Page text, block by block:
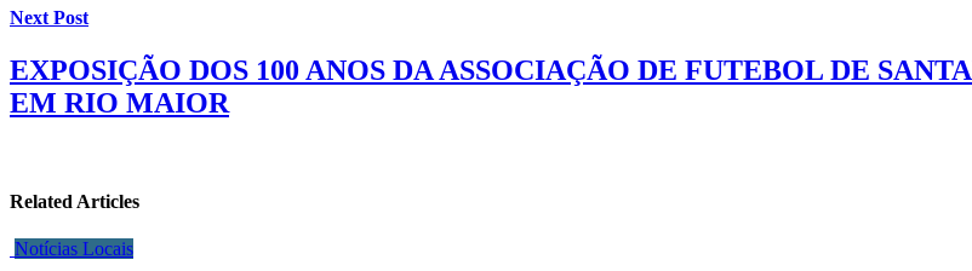
Next Post
EXPOSIÇÃO DOS 100 ANOS DA ASSOCIAÇÃO DE FUTEBOL DE
EM RIO MAIOR
Related Articles
Notícias Locais